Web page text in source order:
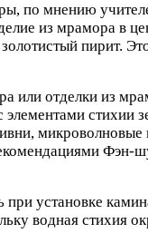
по мнению
из мрамора в
пирит.
отделки из
Фэн-
установке
водная